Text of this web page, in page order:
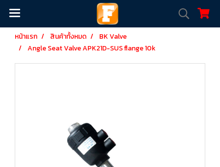
หน้าแรก สินค้าทั้งหมด
BK Valve
Angle Seat Valve APK21D-SUS flange 10k